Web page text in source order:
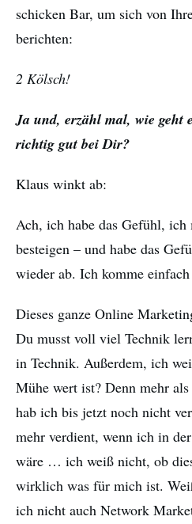
schicken Bar, um sich von
berichten:
2 Kölsch!
Ja und, erzähl mal, wie geht
richtig gut bei Dir?
Klaus winkt ab:
Ach, ich habe das Gefühl, ich
besteigen – und habe das
wieder ab. Ich komme
Dieses ganze Online
Du musst voll viel Technik
in Technik. Außerdem, ich
Mühe wert ist? Denn mehr
hab ich bis jetzt noch nicht
mehr verdient, wenn ich in
wäre … ich weiß nicht, ob
wirklich was für mich ist.
ich nicht auch Network